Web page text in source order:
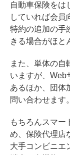
自動車保険をは
していれば会員
特約の追加の手
きる場合がほと
また、単体の自
いますが、Web
あるほか、団体
問い合わせます。
もちろんスマー
め、保険代理店
大手コンビニエ